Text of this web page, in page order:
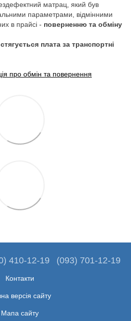
матрац, який був
параметрами, відмінними
в прайсі - поверненню та обміну
плата за транспортні
про обмін та повернення
410-12-19 (093) 701-12-19
Контакти
версія сайту
Мапа сайту